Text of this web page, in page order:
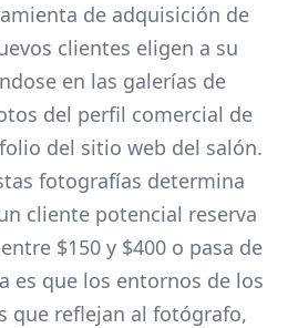
de adquisición de
clientes eligen a su
en las galerías de
del perfil comercial de
del sitio web del salón.
fotografías determina
cliente potencial reserva
$150 y $400 o pasa de
es que los entornos de los
que reflejan al fotógrafo,